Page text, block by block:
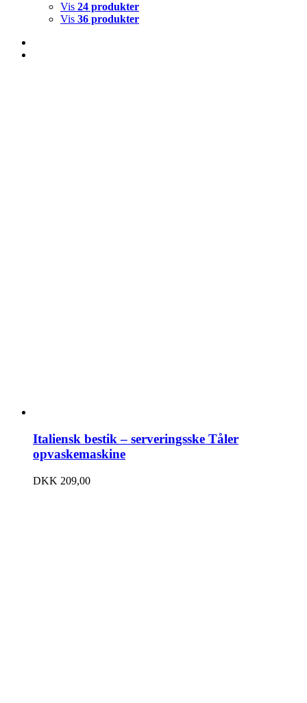
Vis 24 produkter
Vis 36 produkter
Italiensk bestik – serveringsske Tåler
opvaskemaskine
DKK 209,00